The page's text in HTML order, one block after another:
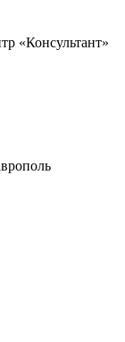
«Консультант»